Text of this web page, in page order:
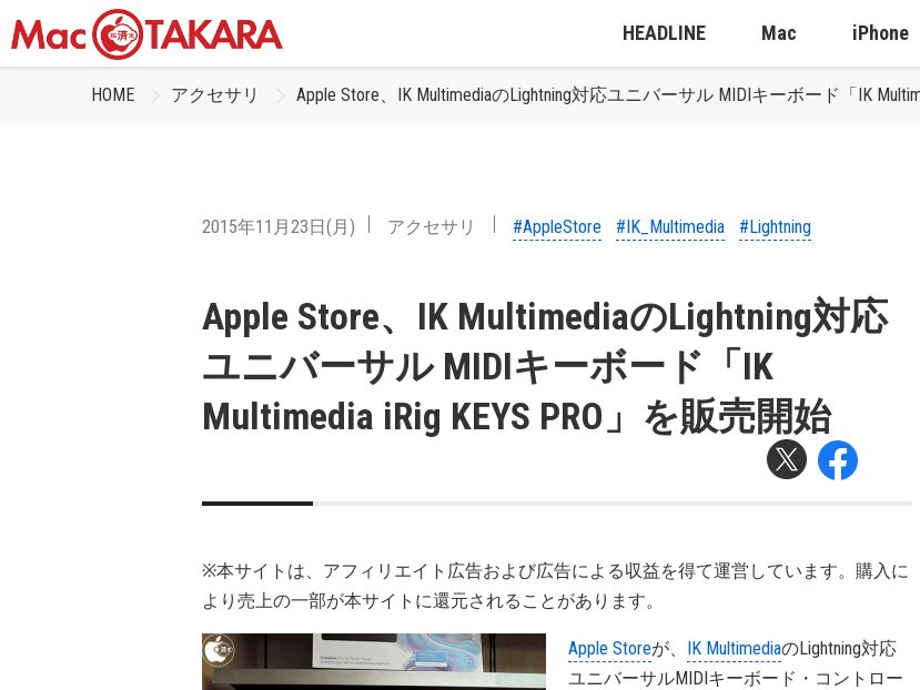
HEADLINE Mac iPhone
HOME アクセサリ Apple Store、IK MultimediaのLightning対応ユニバーサル MIDIキーボード「IK
2015年11月23日(月) アクセサリ #AppleStore #IK_Multimedia #Lightning
Apple Store、IK MultimediaのLightning対応
ユニバーサル MIDIキーボード「IK
Multimedia iRig KEYS PRO」を販売開始
※本サイトは、アフィリエイト広告および広告による収益を得て運営しています。購入に
より売上の一部が本サイトに還元されることがあります。
Apple Storeが、 IK MultimediaのLightning対応
ユニバーサルMIDIキーボード・コントロー